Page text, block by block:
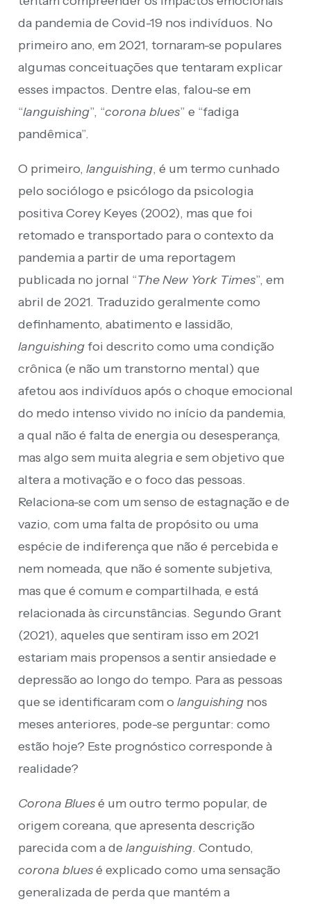
da pandemia de Covid-19 nos indivíduos. No
primeiro ano, em 2021, tornaram-se populares
algumas conceituações que tentaram explicar
esses impactos. Dentre elas, falou-se em
“languishing”, “corona blues” e “fadiga
pandêmica”.
O primeiro, languishing, é um termo cunhado
pelo sociólogo e psicólogo da psicologia
positiva Corey Keyes (2002), mas que foi
retomado e transportado para o contexto da
pandemia a partir de uma reportagem
publicada no jornal “The New York Times”, em
abril de 2021. Traduzido geralmente como
definhamento, abatimento e lassidão,
languishingfoi descrito como uma condição
crônica (e não um transtorno mental) que
afetou aos indivíduos após o choque emocional
do medo intenso vivido no início da pandemia,
a qual não é falta de energia ou desesperança,
mas algo sem muita alegria e sem objetivo que
altera a motivação e o foco das pessoas.
Relaciona-se com um senso de estagnação e de
vazio, com uma falta de propósito ou uma
espécie de indiferença que não é percebida e
nem nomeada, que não é somente subjetiva,
mas que é comum e compartilhada, e está
relacionada às circunstâncias. Segundo Grant
(2021), aqueles que sentiram isso em 2021
estariam mais propensos a sentir ansiedade e
depressão ao longo do tempo. Para as pessoas
que se identificaram com o languishing nos
meses anteriores, pode-se perguntar: como
estão hoje? Este prognóstico corresponde à
realidade?
Corona Bluesé um outro termo popular, de
origem coreana, que apresenta descrição
parecida com a de languishing. Contudo,
corona bluesé explicado como uma sensação
generalizada de perda que mantém a